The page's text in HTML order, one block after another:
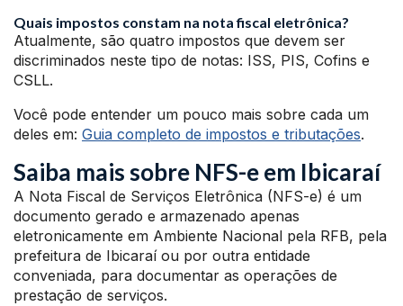
Quais impostos constam na nota fiscal eletrônica?
Atualmente, são quatro impostos que devem ser
discriminados neste tipo de notas: ISS, PIS, Cofins e
CSLL.
Você pode entender um pouco mais sobre cada um
deles em: Guia completo de impostos e tributações.
Saiba mais sobre NFS-e em Ibicaraí
A Nota Fiscal de Serviços Eletrônica (NFS-e) é um
documento gerado e armazenado apenas
eletronicamente em Ambiente Nacional pela RFB, pela
prefeitura de Ibicaraí ou por outra entidade
conveniada, para documentar as operações de
prestação de serviços.